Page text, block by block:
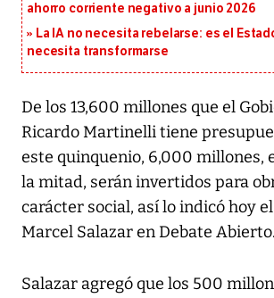
ahorro corriente negativo a junio 2026
La IA no necesita rebelarse: es el
necesita transformarse
De los 13,600 millones que el
Ricardo Martinelli tiene
este quinquenio, 6,000 millones,
la mitad, serán invertidos para
carácter social, así lo indicó hoy
Marcel Salazar en Debate Abierto.
Salazar agregó que los 500